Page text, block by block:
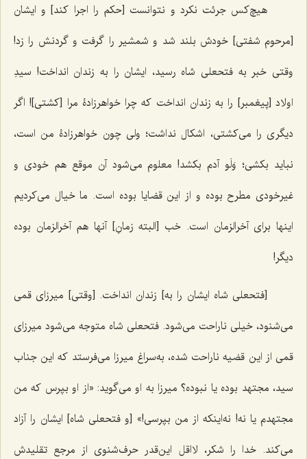
هیچ‌کس جرئت نکرد و نتوانست [حکم را اجرا کند] و ایشان
[مرحوم شفتی] خودش بلند شد و شمشیر را گرفت و گردنش را زد!
وقتی خبر به فتحعلی شاه رسید، ایشان را به زندان انداخت! سیدِ
اولاد [پیغمبر] را به زندان انداخت که چرا خواهرزادۀ مرا [کشتی]! اگر
دیگری را می‌کشتی، اشکال نداشت؛ ولی چون خواهرزادۀ من است،
نباید بکشی؛ وَلَو آدم بکشد! معلوم می‌شود آن موقع هم خودی و
غیرخودی مطرح بوده و از این قضایا بوده است. ما خیال می‌کردیم
اینها برای آخرالزمان است. خب [البته زمانِ] آنها هم آخرالزمان بوده
دیگر!
[فتحعلی شاه ایشان را به] زندان انداخت. [وقتی] میرزای قمی
می‌شنود، خیلی ناراحت می‌شود. فتحعلی شاه متوجه می‌شود میرزای
قمی ‌از این قضیه ناراحت شده، به‌سراغ میرزا می‌فرستد که این جناب
سید، مجتهد بوده یا نبوده؟ میرزا به او می‌گوید: «از او بپرس که من
مجتهدم یا نه! نه‌اینکه از من بپرسی!» [و فتحعلی شاه] ایشان را آزاد
می‌کند. خدا را شکر، لااقل این‌قدر حرف‌شنوی از مرجع تقلیدش